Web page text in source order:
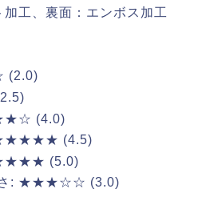
工、裏面：エンボス加工
(4.0)
★★★★★ (4.5)
(5.0)
さ: ★★★☆☆ (3.0)